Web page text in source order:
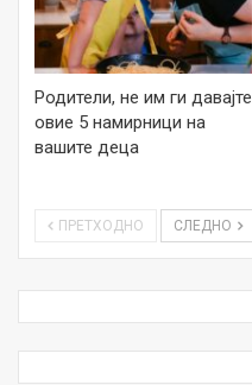
Родители, не им ги давајте
овие 5 намирници на
вашите деца
ПРЕТХОДНО СЛЕДНО